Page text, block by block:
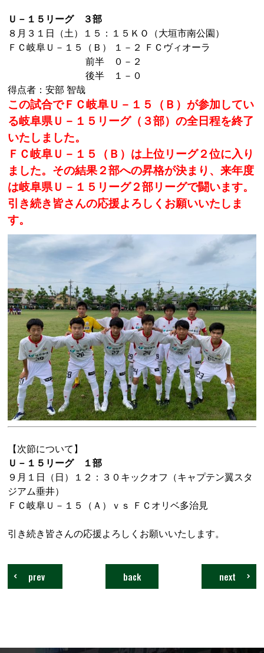
Ｕ－１５リーグ ３部
８月３１日（土）１５：１５ＫＯ（大垣市南公園）
ＦＣ岐阜Ｕ－１５（Ｂ） １－２ ＦＣヴィオーラ
前半 ０－２
後半 １－０
得点者：安部 智哉
この試合でＦＣ岐阜Ｕ－１５（Ｂ）が参加してい
る岐阜県Ｕ－１５リーグ（３部）の全日程を終了
いたしました。
ＦＣ岐阜Ｕ－１５（Ｂ）は上位リーグ２位に入り
ました。その結果２部への昇格が決まり、来年度
は岐阜県Ｕ－１５リーグ２部リーグで闘います。
引き続き皆さんの応援よろしくお願いいたしま
す。
【次節について】
Ｕ－１５リーグ １部
９月１日（日）１２：３０キックオフ（キャプテン翼スタ
ジアム垂井）
ＦＣ岐阜Ｕ－１５（Ａ）ｖｓ ＦＣオリベ多治見
引き続き皆さんの応援よろしくお願いいたします。
next
back
prev